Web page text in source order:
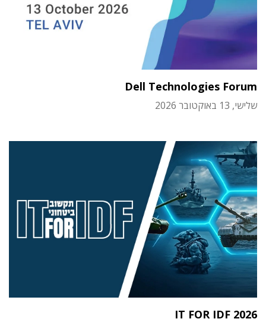
Dell Technologies Forum
שלישי, 13 באוקטובר 2026
IT FOR IDF 2026